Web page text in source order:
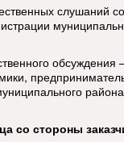
слушаний
обсуждения
со стороны